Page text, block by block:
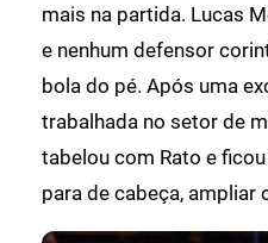
mais na partida. Lucas
e nenhum defensor
bola do pé. Após uma
trabalhada no setor de
tabelou com Rato e
para de cabeça, ampliar